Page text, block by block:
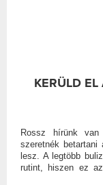
KERÜLD EL
Rossz hírünk van
szeretnék betartani
lesz. A legtöbb
rutint, hiszen ez